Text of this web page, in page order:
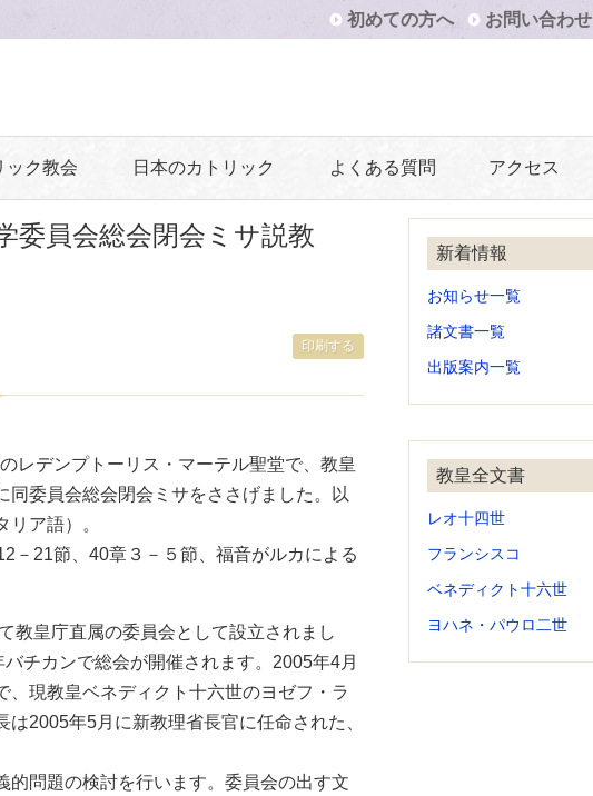
初めての方へ お問い合わせ
ック教会 日本のカトリック よくある質問 アクセス
委員会総会閉会ミサ説教
印刷する
レデンプトーリス・マーテル聖堂で、教皇
委員会総会閉会ミサをささげました。以
ア語）。
－21節、40章３－５節、福音がルカによる
教皇庁直属の委員会として設立されまし
チカンで総会が開催されます。2005年4月
、現教皇ベネディクト十六世のヨゼフ・ラ
2005年5月に新教理省長官に任命された、
問題の検討を行います。委員会の出す文
新着情報
お知らせ一覧
諸文書一覧
出版案内一覧
教皇全文書
レオ十四世
フランシスコ
ベネディクト十六世
ヨハネ・パウロ二世